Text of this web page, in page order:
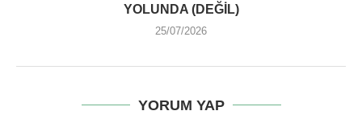
YOLUNDA (DEĞIL)
25/07/2026
YORUM YAP